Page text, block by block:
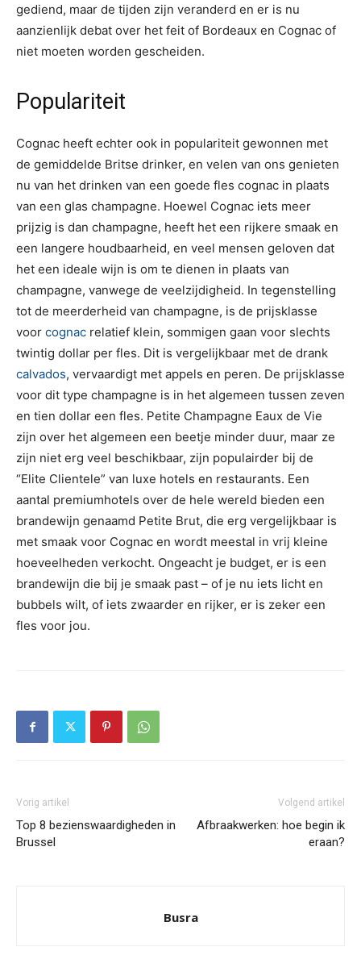
gediend, maar de tijden zijn veranderd en er is nu
aanzienlijk debat over het feit of Bordeaux en Cognac of
niet moeten worden gescheiden.
Populariteit
Cognac heeft echter ook in populariteit gewonnen met
de gemiddelde Britse drinker, en velen van ons genieten
nu van het drinken van een goede fles cognac in plaats
van een glas champagne. Hoewel Cognac iets meer
prijzig is dan champagne, heeft het een rijkere smaak en
een langere houdbaarheid, en veel mensen geloven dat
het een ideale wijn is om te dienen in plaats van
champagne, vanwege de veelzijdigheid. In tegenstelling
tot de meerderheid van champagne, is de prijsklasse
voor cognac relatief klein, sommigen gaan voor slechts
twintig dollar per fles. Dit is vergelijkbaar met de drank
calvados, vervaardigt met appels en peren. De prijsklasse
voor dit type champagne is in het algemeen tussen zeven
en tien dollar een fles. Petite Champagne Eaux de Vie
zijn over het algemeen een beetje minder duur, maar ze
zijn niet erg veel beschikbaar, zijn populairder bij de
“Elite Clientele” van luxe hotels en restaurants. Een
aantal premiumhotels over de hele wereld bieden een
brandewijn genaamd Petite Brut, die erg vergelijkbaar is
met smaak voor Cognac en wordt meestal in vrij kleine
hoeveelheden verkocht. Ongeacht je budget, er is een
brandewijn die bij je smaak past – of je nu iets licht en
bubbels wilt, of iets zwaarder en rijker, er is zeker een
fles voor jou.
Vorig artikel
Top 8 bezienswaardigheden in
Brussel
Volgend artikel
Afbraakwerken: hoe begin ik
eraan?
Busra